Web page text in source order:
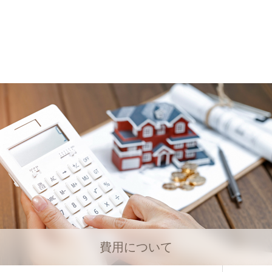
費用について